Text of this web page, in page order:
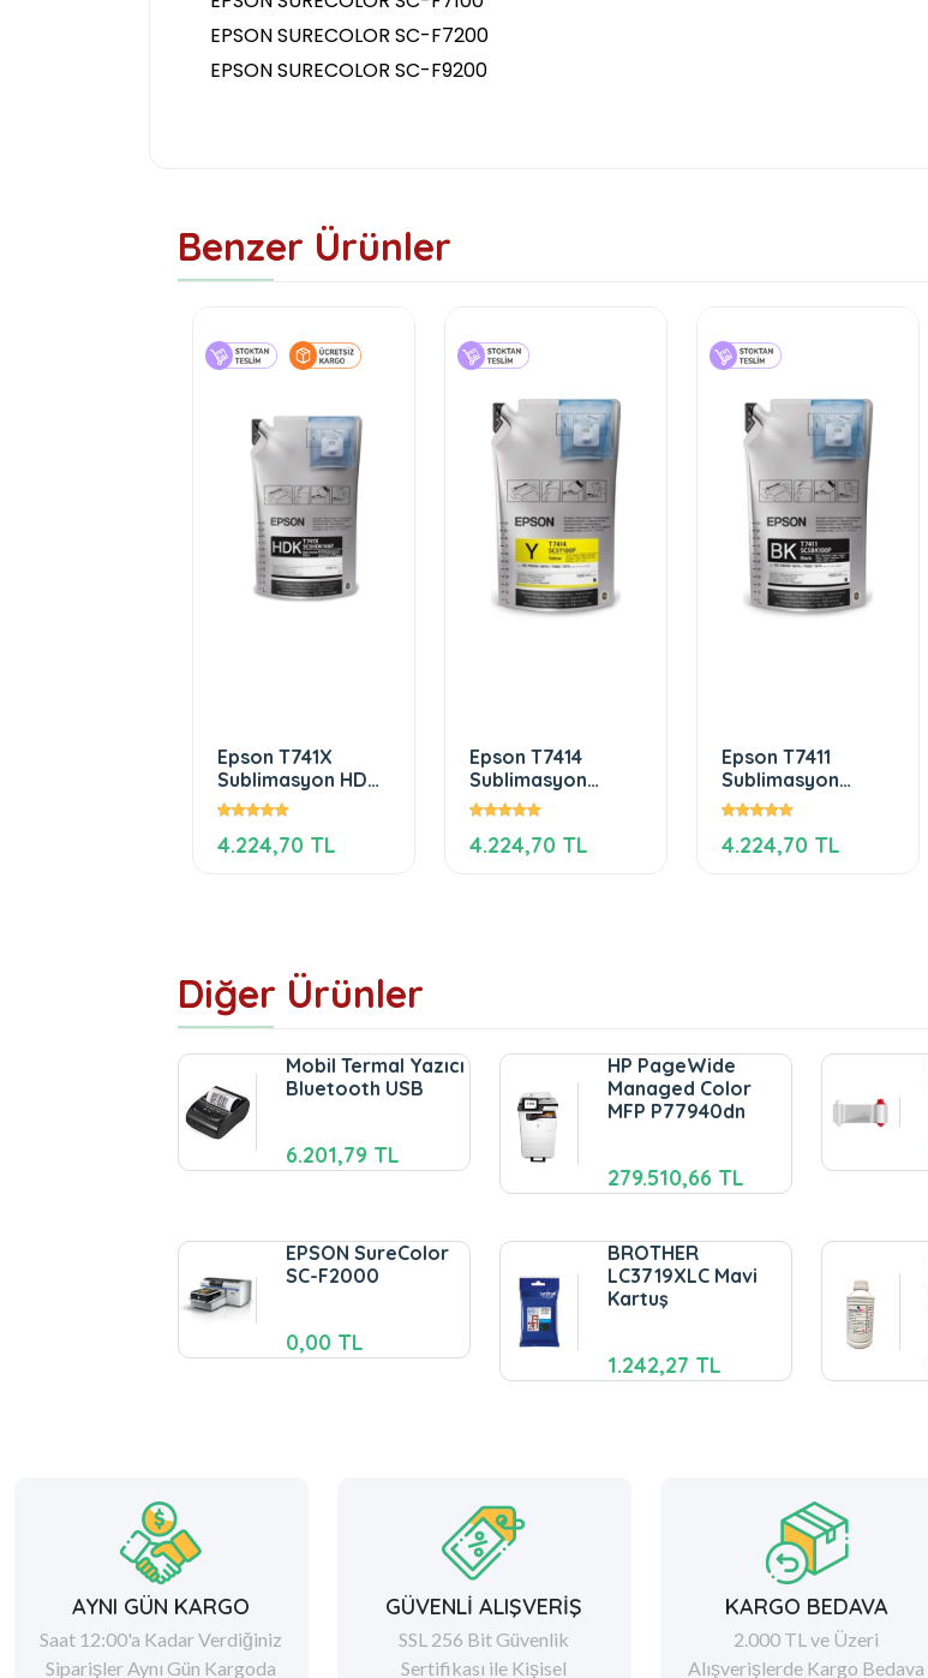
EPSON SURECOLOR SC-F7200
EPSON SURECOLOR SC-F9200
Benzer Ürünler
Epson T741X
Sublimasyon HDK
Siyah Mürekkep
4.224,70 TL
Epson T7414
Sublimasyon
Yellow Mürekkep
4.224,70 TL
Epson T7411
Sublimasyon
Black Mürekkep
4.224,70 TL
Diğer Ürünler
Mobil Termal Yazıcı
Bluetooth USB
6.201,79 TL
HP PageWide
Managed Color
MFP P77940dn
279.510,66 TL
EPSON SureColor
SC-F2000
0,00 TL
BROTHER
LC3719XLC Mavi
Kartuş
1.242,27 TL
AYNI GÜN KARGO
Saat 12:00'a Kadar Verdiğiniz
Siparişler Aynı Gün Kargoda
GÜVENLİ ALIŞVERİŞ
SSL 256 Bit Güvenlik
Sertifikası ile Kişisel
KARGO BEDAVA
2.000 TL ve Üzeri
Alışverişlerde Kargo Bedava